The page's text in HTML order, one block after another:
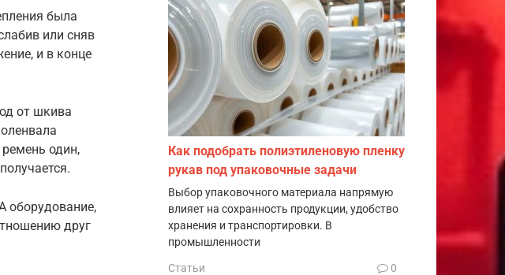
была
или сняв
и в конце
от шкива
один,
оборудование,
друг
Как подобрать полиэтиленовую пленку
рукав под упаковочные задачи
Выбор упаковочного материала напрямую
влияет на сохранность продукции, удобство
хранения и транспортировки. В
промышленности
Статьи 0